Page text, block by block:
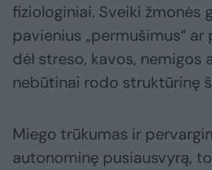
fiziologiniai. Sveiki žmonės
pavienius „permušimus“
dėl streso, kavos, nemigos
nebūtinai rodo struktūrinę
Miego trūkumas ir
autonominę pusiausvyrą,